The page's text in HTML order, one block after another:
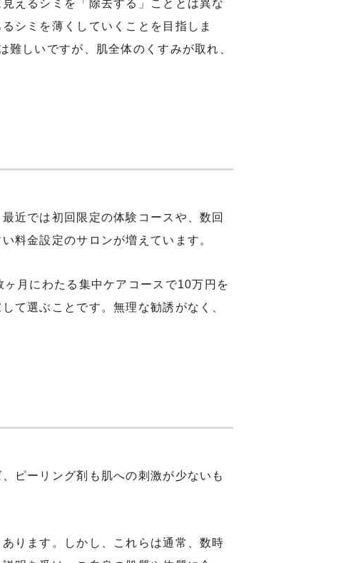
えるシミを「除去する」こととは異な
シミを薄くしていくことを目指しま
しいですが、肌全体のくすみが取れ、
近では初回限定の体験コースや、数回
料金設定のサロンが増えています。
月にわたる集中ケアコースで10万円を
て選ぶことです。無理な勧誘がなく、
ピーリング剤も肌への刺激が少ないも
ります。しかし、これらは通常、数時